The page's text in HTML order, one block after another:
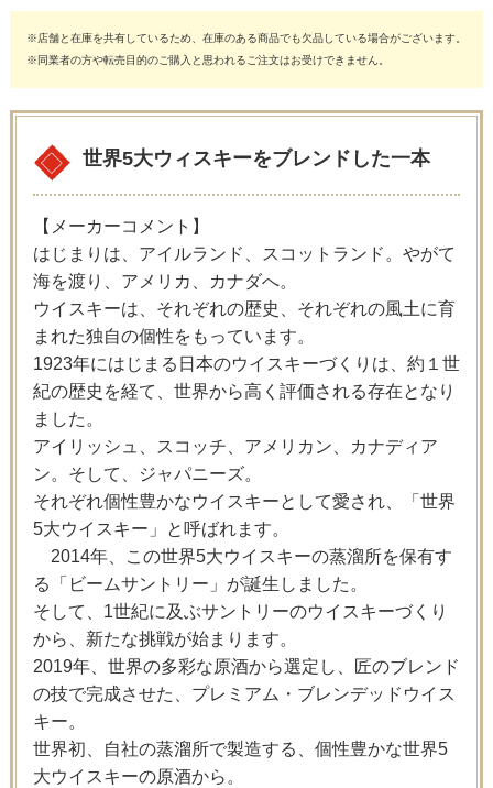
※店舗と在庫を共有しているため、在庫のある商品でも欠品している場合がございます。
※同業者の方や転売目的のご購入と思われるご注文はお受けできません。
世界5大ウィスキーをブレンドした一本
【メーカーコメント】
はじまりは、アイルランド、スコットランド。やがて
海を渡り、アメリカ、カナダへ。
ウイスキーは、それぞれの歴史、それぞれの風土に育
まれた独自の個性をもっています。
1923年にはじまる日本のウイスキーづくりは、約１世
紀の歴史を経て、世界から高く評価される存在となり
ました。
アイリッシュ、スコッチ、アメリカン、カナディア
ン。そして、ジャパニーズ。
それぞれ個性豊かなウイスキーとして愛され、「世界
5大ウイスキー」と呼ばれます。
2014年、この世界5大ウイスキーの蒸溜所を保有す
る「ビームサントリー」が誕生しました。
そして、1世紀に及ぶサントリーのウイスキーづくり
から、新たな挑戦が始まります。
2019年、世界の多彩な原酒から選定し、匠のブレンド
の技で完成させた、プレミアム・ブレンデッドウイス
キー。
世界初、自社の蒸溜所で製造する、個性豊かな世界5
大ウイスキーの原酒から。